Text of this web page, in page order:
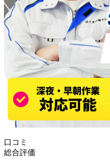
口コミ
総合評価